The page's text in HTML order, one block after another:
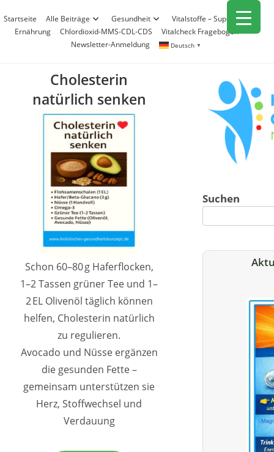
Inhalt
springen
Startseite Alle Beiträge Gesundheit
Vitalstoffe – Superfood
Ernährung
Chlordioxid-MMS-CDL-CDS
Vitalcheck Fragebogen
Newsletter-Anmeldung
Deutsch ▼
Cholesterin
natürlich senken
Schon 60–80 g Haferflocken,
1–2 Tassen grüner Tee und 1–
2 EL Olivenöl täglich können
helfen, Cholesterin natürlich
zu regulieren.
Avocado und Nüsse ergänzen
die gesunden Fette –
gemeinsam unterstützen sie
Herz, Stoffwechsel und
Verdauung
Suchen